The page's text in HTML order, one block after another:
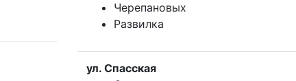
Черепановых
Развилка
ул. Спасская